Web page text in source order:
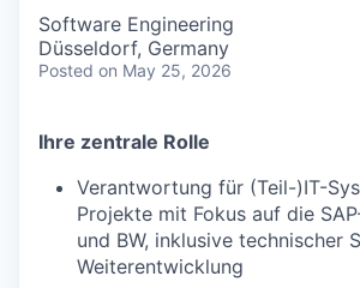
Software Engineering
Düsseldorf, Germany
Posted on May 25, 2026
Ihre zentrale Rolle
Verantwortung für (Teil-)IT-
Projekte mit Fokus auf die
und BW, inklusive technischer
Weiterentwicklung